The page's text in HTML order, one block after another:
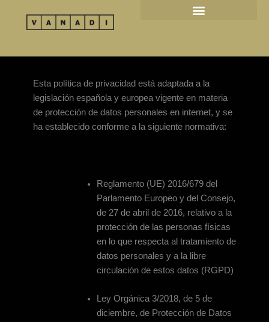
Esta política de privacidad está adaptada a la
legislación española y europea vigente en materia
de protección de datos personales en internet, y se
ha establecido conforme a la siguiente normativa:
Reglamento (UE) 2016/679 del
Parlamento Europeo y del Consejo,
de 27 de abril de 2016, relativo a la
protección de las personas físicas
en lo que respecta al tratamiento de
datos personales y a la libre
circulación de estos datos (RGPD)
Ley Orgánica 3/2018, de 5 de
diciembre, de Protección de Datos